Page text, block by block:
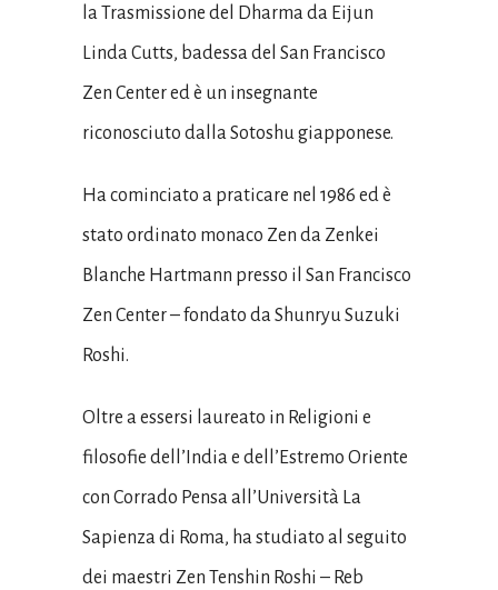
la Trasmissione del Dharma da Eijun
Linda Cutts, badessa del San Francisco
Zen Center ed è un insegnante
riconosciuto dalla Sotoshu giapponese.
Ha cominciato a praticare nel 1986 ed è
stato ordinato monaco Zen da Zenkei
Blanche Hartmann presso il San Francisco
Zen Center – fondato da Shunryu Suzuki
Roshi.
Oltre a essersi laureato in Religioni e
filosofie dell’India e dell’Estremo Oriente
con Corrado Pensa all’Università La
Sapienza di Roma, ha studiato al seguito
dei maestri Zen Tenshin Roshi – Reb